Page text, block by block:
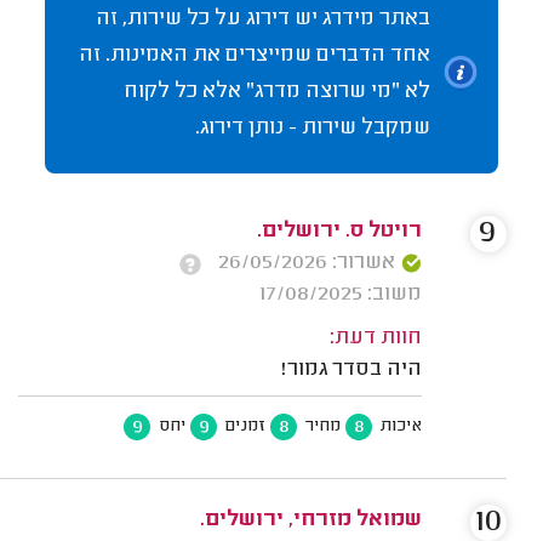
באתר מידרג יש דירוג על כל שירות, זה
אחד הדברים שמייצרים את האמינות. זה
לא "מי שרוצה מדרג" אלא כל לקוח
שמקבל שירות - נותן דירוג.
רויטל ס. ירושלים.
אשרור: 26/05/2026
משוב: 17/08/2025
חוות דעת:
היה בסדר גמור!
איכות 8 מחיר 8 זמנים 9 יחס 9
9
שמואל מזרחי, ירושלים.
10